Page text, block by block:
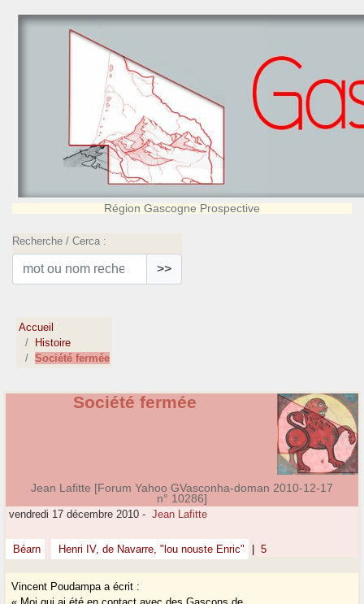
Région Gascogne Prospective
Recherche / Cerca :
>>
Accueil
Histoire
Société fermée
Société fermée
Jean Lafitte [Forum Yahoo GVasconha-doman 2010-12-17
n° 10286]
vendredi 17 décembre 2010 - Jean Lafitte
Béarn Henri IV, de Navarre, "lou nouste Enric" 5
Vincent Poudampa a écrit :